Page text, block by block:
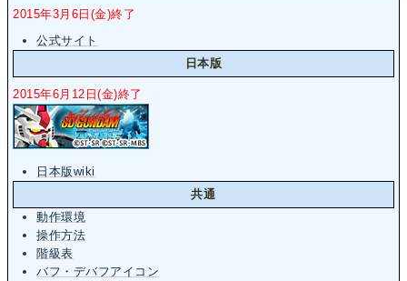
2015年3月6日(金)終了
公式サイト
日本版
2015年6月12日(金)終了
日本版wiki
共通
動作環境
操作方法
階級表
バフ・デバフアイコン